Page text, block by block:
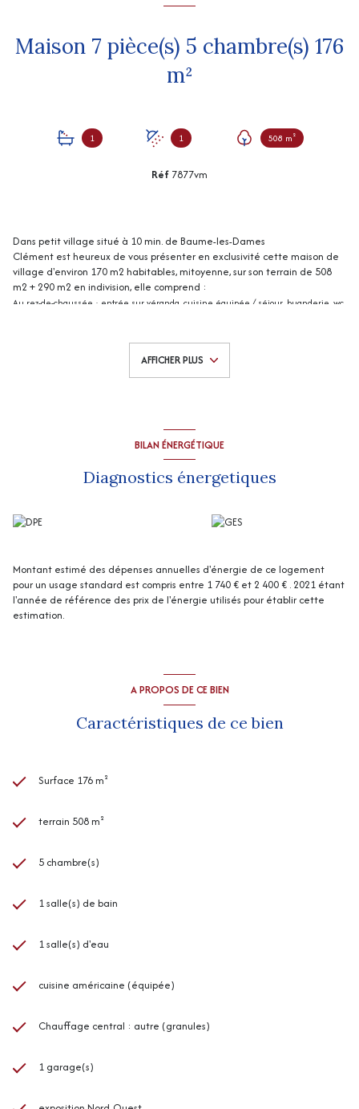
Maison 7 pièce(s) 5 chambre(s) 176
m²
1 1 508 m²
Réf 7877vm
Dans petit village situé à 10 min. de Baume-les-Dames
Clément est heureux de vous présenter en exclusivité cette maison de
village d'environ 170 m2 habitables, mitoyenne, sur son terrain de 508
m2 + 290 m2 en indivision, elle comprend :
Au rez-de-chaussée : entrée sur véranda, cuisine équipée / séjour, buanderie, wc,
disponibles sur le site Géorisqueshttp://www.georisques.gouv.fr
AFFICHER PLUS
BILAN ÉNERGÉTIQUE
Diagnostics énergetiques
Montant estimé des dépenses annuelles d'énergie de ce logement
pour un usage standard est compris entre 1 740 € et 2 400 € . 2021 étant
l'année de référence des prix de l'énergie utilisés pour établir cette
estimation.
A PROPOS DE CE BIEN
Caractéristiques de ce bien
Surface 176 m²
terrain 508 m²
5 chambre(s)
1 salle(s) de bain
1 salle(s) d'eau
cuisine américaine (équipée)
Chauffage central : autre (granules)
1 garage(s)